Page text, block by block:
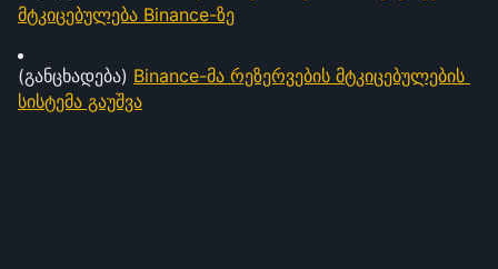
მტკიცებულება Binance-ზე
(განცხადება) Binance-მა რეზერვების მტკიცებულების
სისტემა გაუშვა